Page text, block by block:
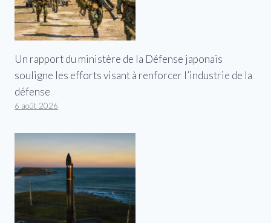
Un rapport du ministère de la Défense japonais
souligne les efforts visant à renforcer l’industrie de la
défense
6 août 2026